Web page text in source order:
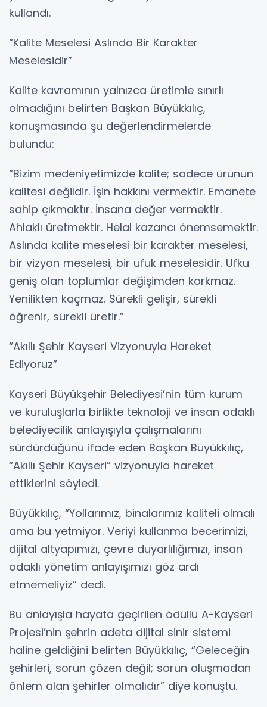
kullandı.
“Kalite Meselesi Aslında Bir Karakter
Meselesidir”
Kalite kavramının yalnızca üretimle sınırlı
olmadığını belirten Başkan Büyükkılıç,
konuşmasında şu değerlendirmelerde
bulundu:
“Bizim medeniyetimizde kalite; sadece ürünün
kalitesi değildir. İşin hakkını vermektir. Emanete
sahip çıkmaktır. İnsana değer vermektir.
Ahlaklı üretmektir. Helal kazancı önemsemektir.
Aslında kalite meselesi bir karakter meselesi,
bir vizyon meselesi, bir ufuk meselesidir. Ufku
geniş olan toplumlar değişimden korkmaz.
Yenilikten kaçmaz. Sürekli gelişir, sürekli
öğrenir, sürekli üretir.”
“Akıllı Şehir Kayseri Vizyonuyla Hareket
Ediyoruz”
Kayseri Büyükşehir Belediyesi’nin tüm kurum
ve kuruluşlarla birlikte teknoloji ve insan odaklı
belediyecilik anlayışıyla çalışmalarını
sürdürdüğünü ifade eden Başkan Büyükkılıç,
“Akıllı Şehir Kayseri” vizyonuyla hareket
ettiklerini söyledi.
Büyükkılıç, “Yollarımız, binalarımız kaliteli olmalı
ama bu yetmiyor. Veriyi kullanma becerimizi,
dijital altyapımızı, çevre duyarlılığımızı, insan
odaklı yönetim anlayışımızı göz ardı
etmemeliyiz” dedi.
Bu anlayışla hayata geçirilen ödüllü A-Kayseri
Projesi’nin şehrin adeta dijital sinir sistemi
haline geldiğini belirten Büyükkılıç, “Geleceğin
şehirleri, sorun çözen değil; sorun oluşmadan
önlem alan şehirler olmalıdır” diye konuştu.